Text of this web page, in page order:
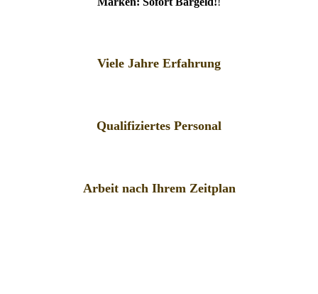
Viele Jahre Erfahrung
Qualifiziertes Personal
Arbeit nach Ihrem Zeitplan